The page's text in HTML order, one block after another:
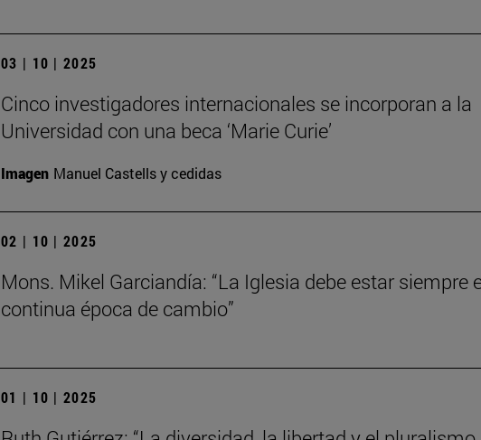
03 | 10 | 2025
Cinco investigadores internacionales se incorporan a la
Universidad con una beca ‘Marie Curie’
Imagen Manuel Castells y cedidas
02 | 10 | 2025
Mons. Mikel Garciandía: “La Iglesia debe estar siempre
continua época de cambio”
01 | 10 | 2025